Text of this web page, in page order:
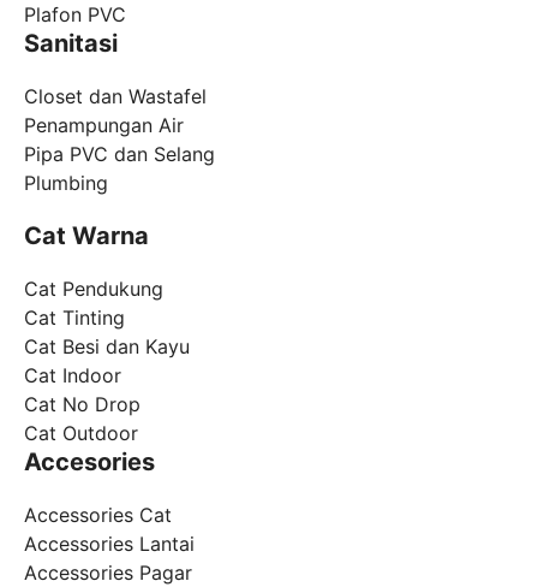
Plafon PVC
Sanitasi
Closet dan Wastafel
Penampungan Air
Pipa PVC dan Selang
Plumbing
Cat Warna
Cat Pendukung
Cat Tinting
Cat Besi dan Kayu
Cat Indoor
Cat No Drop
Cat Outdoor
Accesories
Accessories Cat
Accessories Lantai
Accessories Pagar